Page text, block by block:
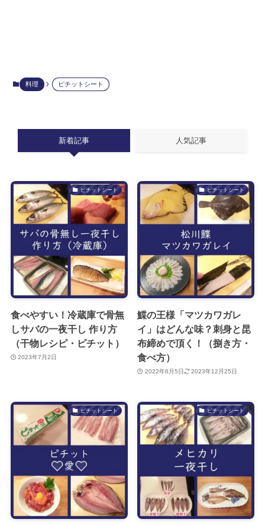
料理 ピチットシート
新着記事 人気記事
ピチットシート
食べやすい！冷蔵庫で骨無
しサバの一夜干し 作り方
（干物レシピ・ピチット）
2023年7月2日
ピチットシート
鰈の王様「マツカワガレ
イ」はどんな味？刺身と昆
布締めで頂く！（捌き方・
食べ方）
2022年6月5日 2023年12月25日
ピチットシート ピチットシート